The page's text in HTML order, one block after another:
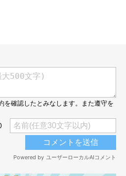
のであります(｀・∀・´)o
いであろう重たい引き戸でも、腕
ますからね、彼は(・∀・；)
て、子ライオンなんじゃないかしら